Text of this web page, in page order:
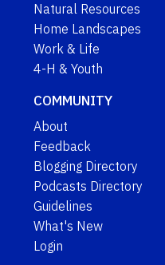
Natural Resources
Home Landscapes
Work & Life
4-H & Youth
COMMUNITY
About
Feedback
Blogging Directory
Podcasts Directory
Guidelines
What's New
Login